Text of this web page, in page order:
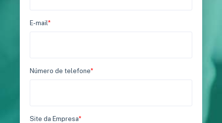
E-mail*
Número de telefone*
Site da Empresa*